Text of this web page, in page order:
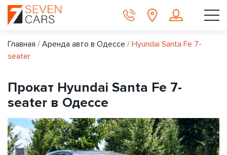
Главная / Аренда авто в Одессе / Hyundai Santa Fe 7-
seater
Прокат Hyundai Santa Fe 7-
seater в Одессе